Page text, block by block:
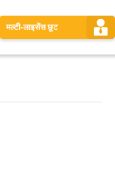
मल्टी-लाइसेंस छूट